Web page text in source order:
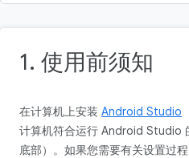
1. 使用前须知
在计算机上安装 Android Studio
计算机符合运行 Android Studio
底部）。如果您需要有关设置过